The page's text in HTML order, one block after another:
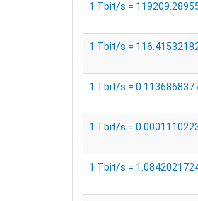
1 Tbit/s =
1 Tbit/s =
1 Tbit/s =
1 Tbit/s =
1 Tbit/s =